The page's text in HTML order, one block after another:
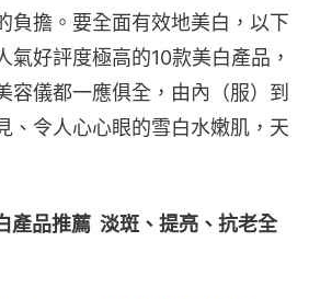
負擔。要全面有效地美白，以下
氣好評度極高的10款美白產品，
容儀都一應俱全，由內（服）到
、令人心心眼的雪白水嫩肌，天
產品推薦  淡斑、提亮、抗老全